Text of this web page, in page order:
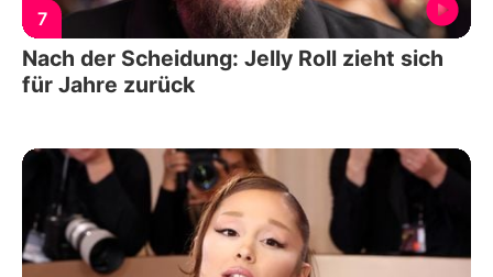
7
Nach der Scheidung: Jelly Roll zieht sich
für Jahre zurück